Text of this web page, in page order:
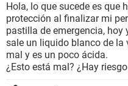
BIENESTAR
SEXUALIDAD
GLOSARIO
Hola, lo que sucede es que
protección al finalizar mi
pastilla de emergencia,
sale un liquido blanco de la
mal y es un poco ácida.
¿Esto está mal? ¿Hay